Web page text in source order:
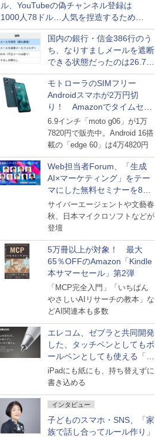
ル、YouTubeの偽チャンネル登録は
1000人78ドル…人気を捏造するための
価格リストが公開中
国内の銀行・信金386行のう
ち、なりすましメールを遮断
できる状態だったのは26.7％
にとどまる～GMOブランド
セキュリティ調査
モトローラのSIMフリー
Androidスマホが2万円切
り！ Amazonでタイムセー
ル
6.9インチ「moto g06」が1万
7820円で販売中。Android 16搭
載の「edge 60」は4万4820円
Web担当者Forum、「生成
AI×マーケティング」をテー
マにした無料セミナーを8月
27日にオンライン開催
サイバーエージェントや文藝春
秋、日本マイクロソフトなどが
登壇
5万冊以上が対象！ 最大
65％OFFのAmazon「Kindle
本サマーセール」第2弾
「MCP完全入門」「いちばん
やさしいAIリサーチの教本」な
どAI関連本も多数
エレコム、ゼブラと共同開発
した、タッチペンとしてもボ
ールペンとしても使える「ス
タイラスツーウェイ」発売
iPadにも紙にも、持ち替えずに
書き込める
インタビュー
子どものスマホ・SNS、「家
族で話し合ってルール作り」